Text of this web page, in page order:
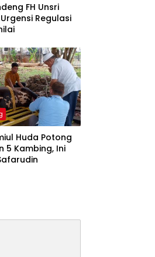
FH Unsri
Regulasi
Huda Potong
5 Kambing, Ini